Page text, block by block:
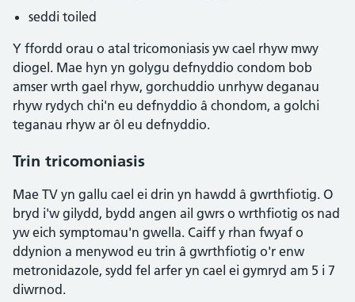
seddi toiled
Y ffordd orau o atal tricomoniasis yw cael rhyw mwy
diogel. Mae hyn yn golygu defnyddio condom bob
amser wrth gael rhyw, gorchuddio unrhyw deganau
rhyw rydych chi'n eu defnyddio â chondom, a golchi
teganau rhyw ar ôl eu defnyddio.
Trin tricomoniasis
Mae TV yn gallu cael ei drin yn hawdd â gwrthfiotig. O
bryd i'w gilydd, bydd angen ail gwrs o wrthfiotig os nad
yw eich symptomau'n gwella. Caiff y rhan fwyaf o
ddynion a menywod eu trin â gwrthfiotig o'r enw
metronidazole, sydd fel arfer yn cael ei gymryd am 5 i 7
diwrnod.